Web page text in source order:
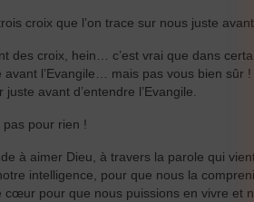
croix que l’on trace sur nous juste
des croix, hein… c’est vrai que dans
avant l’Evangile… mais pas vous bien
avant d’entendre l’Evangile.
pas pour rien !
à aimer Dieu, à travers la parole qui
intelligence, pour que nous la
cœur pour que nous puissions en vivre et